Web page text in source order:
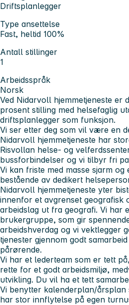
Driftsplanlegger
Type ansettelse
Fast, heltid 100%
Antall stillinger
1
Arbeidsspråk
Norsk
Ved Nidarvoll hjemmetjeneste er
prosent stilling med helsefaglig
driftsplanlegger som funksjon.
Vi ser etter deg som vil være en
Nidarvoll hjemmetjeneste har
Risvollan helse- og
bussforbindelser og vi tilbyr fri
Vi kan friste med masse sjarm
bestående av dedikert
Nidarvoll hjemmetjeneste yter
innenfor et avgrenset geografisk
arbeidslag ut fra geografi. Vi har
brukergruppe, som gir
arbeidshverdag og vi vektlegger
tjenester gjennom godt
pårørende.
Vi har et lederteam som er tett
rette for et godt arbeidsmiljø,
utvikling. Du vil ha et tett
Vi benytter kalenderplan/årsplan
har stor innflytelse på egen